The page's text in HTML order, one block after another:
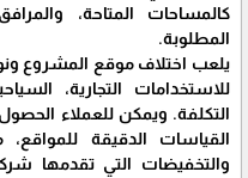
كالمساحات المتاحة،
المطلوبة.
يلعب اختلاف موقع المشروع
للاستخدامات التجارية،
التكلفة. ويمكن للعملاء
القياسات الدقيقة
والتخفيضات التي تقدمها